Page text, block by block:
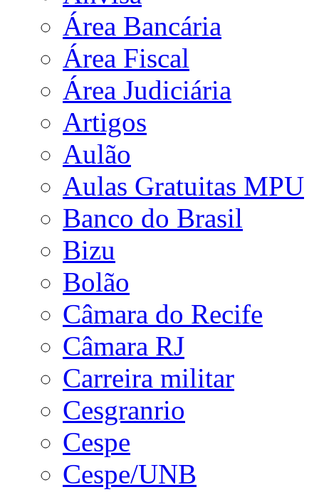
Área Bancária
Área Fiscal
Área Judiciária
Artigos
Aulão
Aulas Gratuitas MPU
Banco do Brasil
Bizu
Bolão
Câmara do Recife
Câmara RJ
Carreira militar
Cesgranrio
Cespe
Cespe/UNB